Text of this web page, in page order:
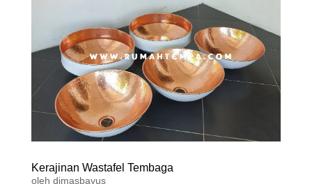
Kerajinan Wastafel Tembaga
oleh dimasbayus